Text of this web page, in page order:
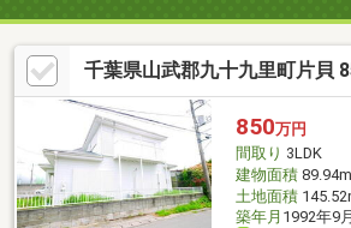
千葉県山武郡九十九里町片貝
850万円
間取り 3LDK
建物面積89.94m
土地面積
築年月 1992年9